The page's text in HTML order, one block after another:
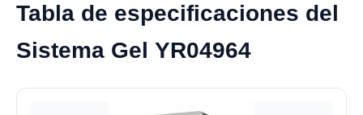
Tabla de especificaciones del
Sistema Gel YR04964